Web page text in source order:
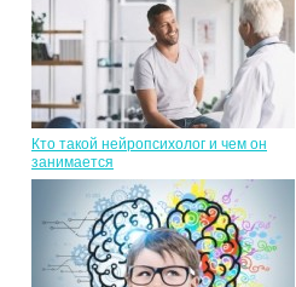
Кто такой нейропсихолог и чем он
занимается